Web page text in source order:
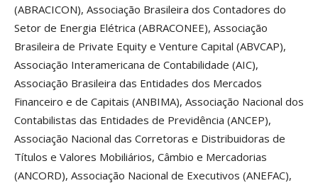
(ABRACICON), Associação Brasileira dos Contadores do
Setor de Energia Elétrica (ABRACONEE), Associação
Brasileira de Private Equity e Venture Capital (ABVCAP),
Associação Interamericana de Contabilidade (AIC),
Associação Brasileira das Entidades dos Mercados
Financeiro e de Capitais (ANBIMA), Associação Nacional dos
Contabilistas das Entidades de Previdência (ANCEP),
Associação Nacional das Corretoras e Distribuidoras de
Títulos e Valores Mobiliários, Câmbio e Mercadorias
(ANCORD), Associação Nacional de Executivos (ANEFAC),